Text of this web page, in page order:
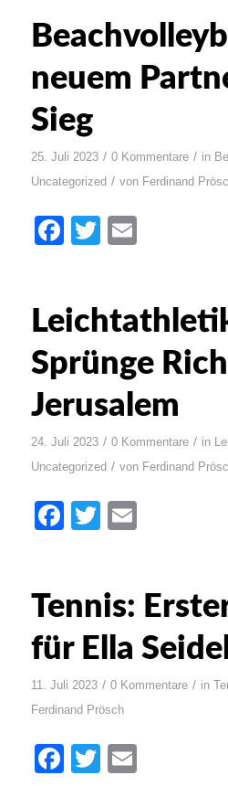
neuem
Sieg
25. Juli 2023 / 0 Kommentare / in
Uncategorized / von Ferdinand
Facebook
Twitter
Sprünge
Jerusalem
24. Juli 2023 / 0 Kommentare / in
Uncategorized / von Ferdinand
Facebook
Twitter
Tennis:
für Ella Seidel
11. Juli 2023 / 0 Kommentare / in
Ferdinand Prösch
Facebook
Twitter